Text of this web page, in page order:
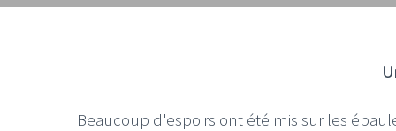
Beaucoup d'espoirs ont été mis sur les